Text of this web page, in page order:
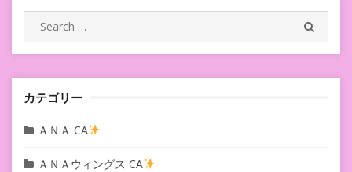
シ
ョ
ン
Search
for:
カテゴリー
ＡＮＡ CA
ＡＮＡウィングス CA